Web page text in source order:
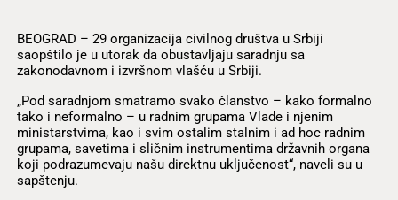
BEOGRAD – 29 organizacija civilnog društva u Srbiji
saopštilo je u utorak da obustavljaju saradnju sa
zakonodavnom i izvršnom vlašću u Srbiji.
„Pod saradnjom smatramo svako članstvo – kako formalno
tako i neformalno – u radnim grupama Vlade i njenim
ministarstvima, kao i svim ostalim stalnim i ad hoc radnim
grupama, savetima i sličnim instrumentima državnih organa
koji podrazumevaju našu direktnu uključenost“, naveli su u
sapštenju.